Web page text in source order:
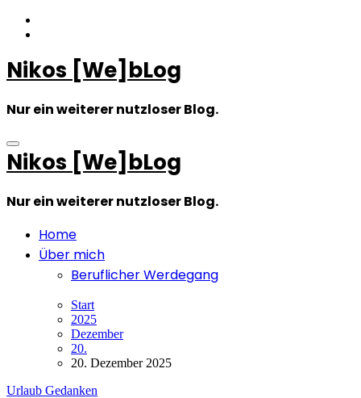
Zum
Inhalt
Nikos [We]bLog
Nur ein weiterer nutzloser Blog.
Nikos [We]bLog
Nur ein weiterer nutzloser Blog.
Home
Über mich
Beruflicher Werdegang
Start
2025
Dezember
20.
20. Dezember 2025
Urlaub Gedanken